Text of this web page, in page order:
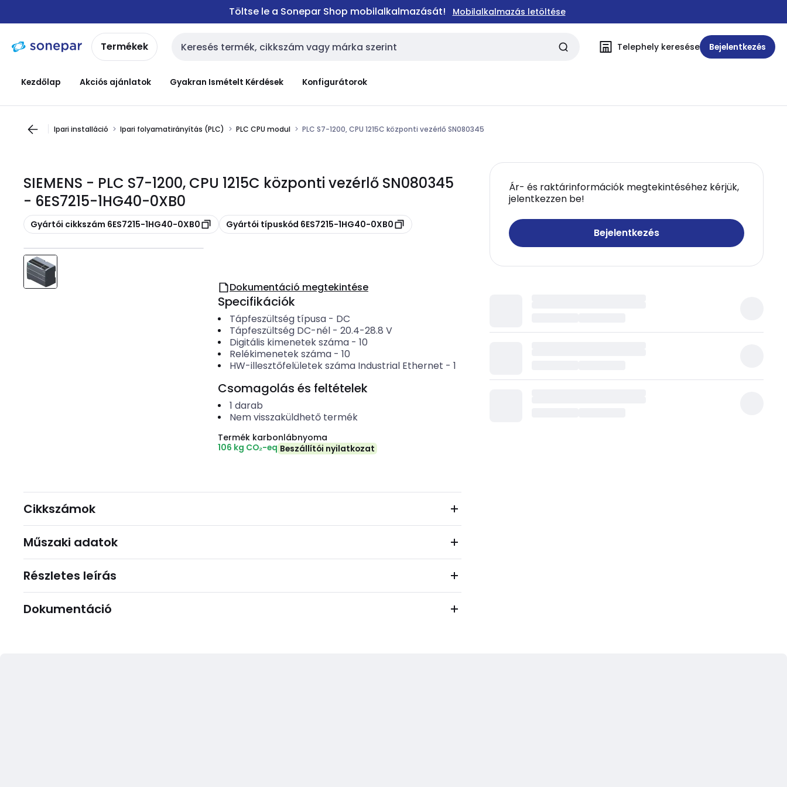
navigációhoztartalomra
Töltse le a Sonepar Shop mobilalkalmazását! Mobilalkalmazás letöltése
Termékek Keresési bemenet Telephely keresése Bejelentkezés
Kezdőlap Akciós ajánlatok Gyakran Ismételt Kérdések Konfigurátorok
Ipari installáció Ipari folyamatirányítás (PLC) PLC CPU modul PLC S7-1200, CPU 1215C központi vezérlő SN080345
SIEMENS - PLC S7-1200, CPU 1215C központi vezérlő SN080345
- 6ES7215-1HG40-0XB0
Másolás
Gyártói cikkszám 6ES7215-1HG40-0XB0 Másolás
Gyártói típuskód 6ES7215-1HG40-0XB0
Ár- és raktárinformációk megtekintéséhez kérjük,
jelentkezzen be!
Bejelentkezés
Dokumentáció megtekintése
Specifikációk
Tápfeszültség típusa- DC
Tápfeszültség DC-nél- 20.4-28.8 V
Digitális kimenetek száma- 10
Relékimenetek száma- 10
HW-illesztőfelületek száma Industrial Ethernet - 1
Csomagolás és feltételek
1 darab
Nem visszaküldhető termék
Termék karbonlábnyoma
106 kg CO₂-eq Beszállítói nyilatkozat
Cikkszámok
Műszaki adatok
Részletes leírás
Dokumentáció